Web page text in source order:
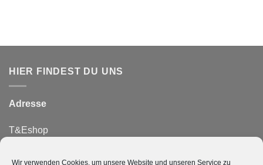
Wir verwenden Cookies, um unsere Website und unseren Service zu
HIER FINDEST DU UNS
Adresse
T&Eshop
36166 Haunetal